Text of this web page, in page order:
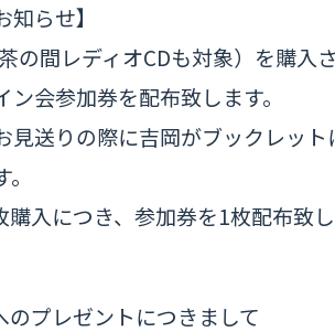
知らせ】
の間レディオCDも対象）を購入
ン会参加券を配布致します。
見送りの際に吉岡がブックレット
入につき、参加券を1枚配布致
のプレゼントにつきまして